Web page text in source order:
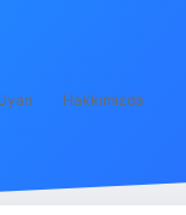
Hakkımızda